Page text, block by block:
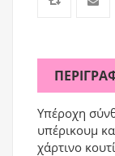
Υπέροχη
υπέρικουμ
χάρτινο